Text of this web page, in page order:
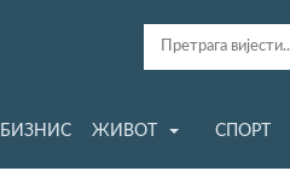
ЖИВОТ СПОРТ